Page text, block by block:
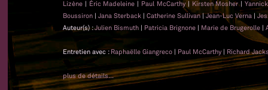
Lizène | Éric Madeleine | Paul McCarthy| Kirsten Mosher|
Boussiron | Jana Sterback | Catherine Sullivan|Jean-Luc Verna |
Auteur(s) :Julien Bismuth | Patricia Brignone | Marie de Brugerolle |
Entretien avec :Raphaëlle Giangreco | Paul McCarthy | Richard
plus de détails...